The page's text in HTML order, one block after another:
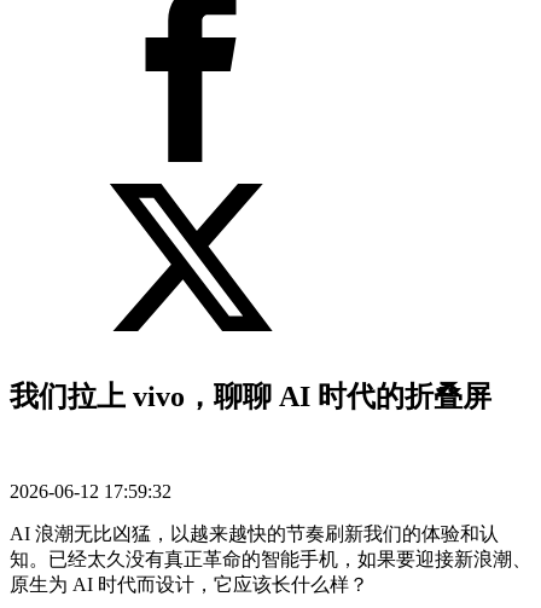
我们拉上 vivo，聊聊 AI 时代的折叠屏
2026-06-12 17:59:32
AI 浪潮无比凶猛，以越来越快的节奏刷新我们的体验和认
知。已经太久没有真正革命的智能手机，如果要迎接新浪潮、
原生为 AI 时代而设计，它应该长什么样？